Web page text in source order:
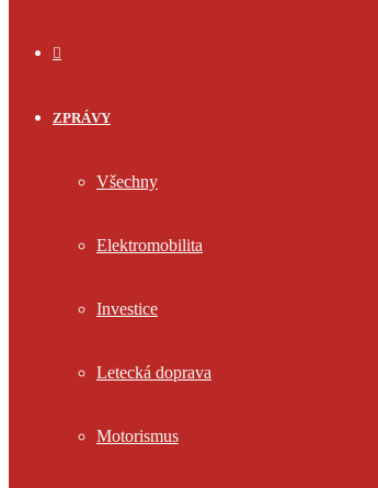
ZPRÁVY
Všechny
Elektromobilita
Investice
Letecká doprava
Motorismus